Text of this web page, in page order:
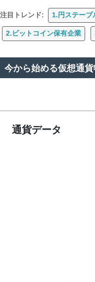
注目トレンド: 1.円ステーブ
2.ビットコイン保有企業
今から始める仮想通
通貨データ